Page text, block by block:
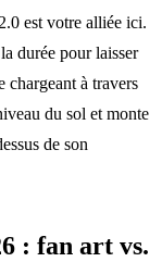
est votre alliée ici.
durée pour laisser
à travers
du sol et monte
de son
: fan art vs.